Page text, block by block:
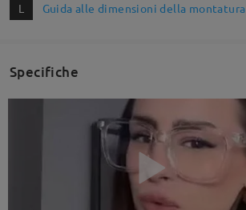
L Guida alle dimensioni della montatura
Specifiche